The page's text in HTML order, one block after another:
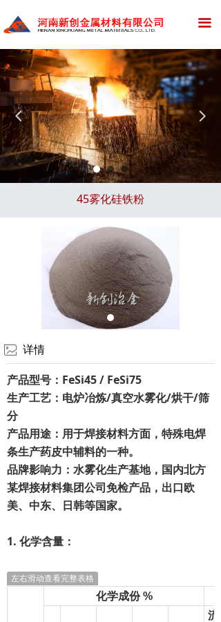
넳 넲
끀
网站首页
公司简介
新闻资讯
产品展示
应用领域
资质荣誉
新创招聘
在线留言
联系我们
详情
产品型号：FeSi45 / FeSi75
生产工艺：电炉冶炼/真空水雾化/烘干/筛
分
产品用途：用于焊接材料方面，特殊电焊
条生产药皮中辅料的一种。
品牌影响力：水雾化生产基地，国内北方
某焊接材料集团公司免检产品，出口欧
美、中东、日韩等国家。
1. 化学含量：
左右滑动查看完整表格
化学成份%
流
ꂈ
45雾化硅铁粉